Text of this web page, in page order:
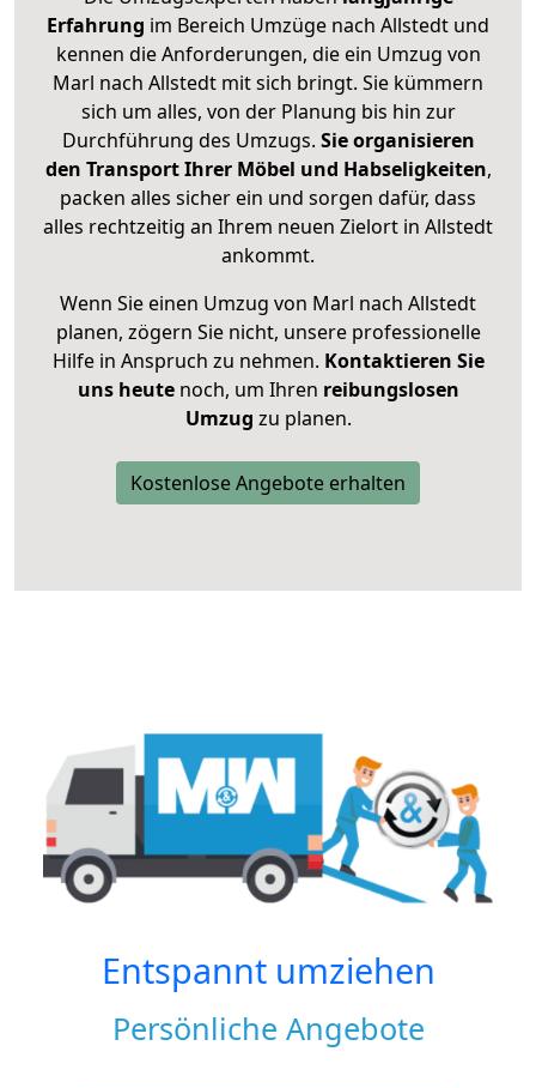
Erfahrung im Bereich Umzüge nach Allstedt und
kennen die Anforderungen, die ein Umzug von
Marl nach Allstedt mit sich bringt. Sie kümmern
sich um alles, von der Planung bis hin zur
Durchführung des Umzugs. Sie organisieren
den Transport Ihrer Möbel und Habseligkeiten,
packen alles sicher ein und sorgen dafür, dass
alles rechtzeitig an Ihrem neuen Zielort in Allstedt
ankommt.
Wenn Sie einen Umzug von Marl nach Allstedt
planen, zögern Sie nicht, unsere professionelle
Hilfe in Anspruch zu nehmen. Kontaktieren Sie
uns heutenoch, um Ihren reibungslosen
Umzug zu planen.
Kostenlose Angebote erhalten
Entspannt umziehen
Persönliche Angebote